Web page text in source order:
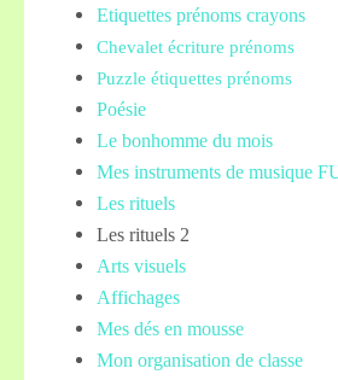
Etiquettes prénoms crayons
Chevalet écriture prénoms
Puzzle étiquettes prénoms
Poésie
Le bonhomme du mois
Mes instruments de musique
Les rituels
Les rituels 2
Arts visuels
Affichages
Mes dés en mousse
Mon organisation de classe